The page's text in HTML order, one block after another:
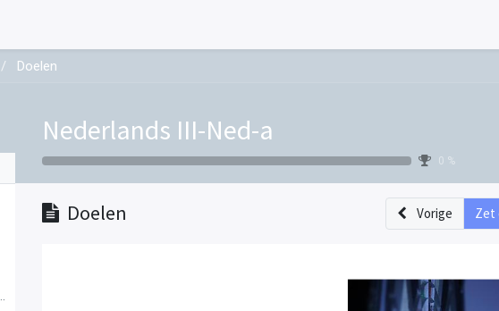
Doelen
Nederlands III-Ned-a
0 %
Doelen Vorige Zet